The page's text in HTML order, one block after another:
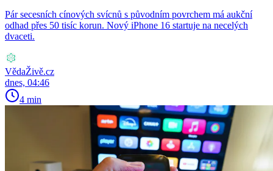
Pár secesních cínových svícnů s původním povrchem má aukční
odhad přes 50 tisíc korun. Nový iPhone 16 startuje na necelých
dvaceti.
VědaŽivě.cz
dnes, 04:46
4 min